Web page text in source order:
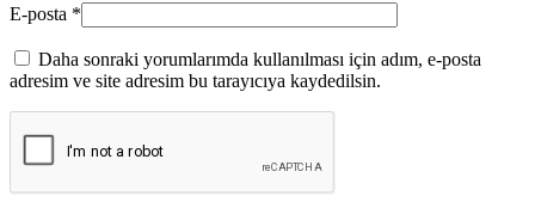
E-posta *
Daha sonraki yorumlarımda kullanılması için adım, e-posta
adresim ve site adresim bu tarayıcıya kaydedilsin.